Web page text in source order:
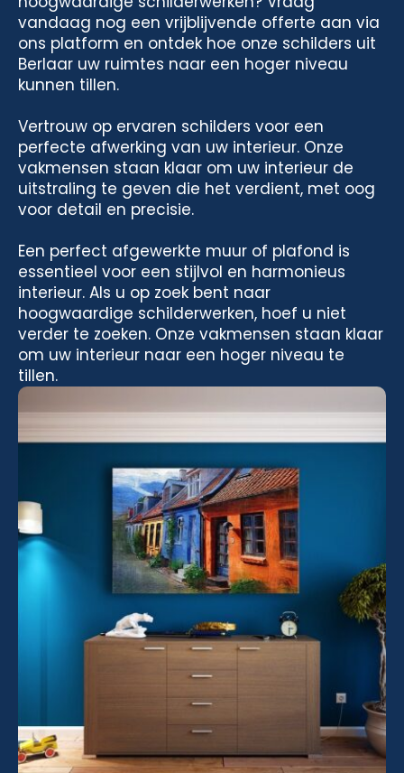
vandaag nog een vrijblijvende offerte aan via
ons platform en ontdek hoe onze schilders uit
Berlaar uw ruimtes naar een hoger niveau
kunnen tillen.
Vertrouw op ervaren schilders voor een
perfecte afwerking van uw interieur. Onze
vakmensen staan klaar om uw interieur de
uitstraling te geven die het verdient, met oog
voor detail en precisie.
Een perfect afgewerkte muur of plafond is
essentieel voor een stijlvol en harmonieus
interieur. Als u op zoek bent naar
hoogwaardige schilderwerken, hoef u niet
verder te zoeken. Onze vakmensen staan klaar
om uw interieur naar een hoger niveau te
tillen.